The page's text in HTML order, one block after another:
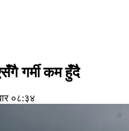
गर्मी कम हुँदै
०८:३४